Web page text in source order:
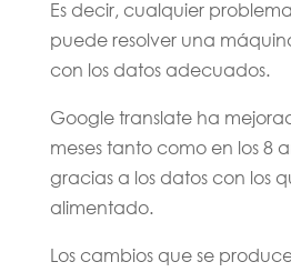
Es decir, cualquier
puede resolver una
con los datos adecuados.
Google translate ha
meses tanto como en los 8
gracias a los datos con los
alimentado.
Los cambios que se